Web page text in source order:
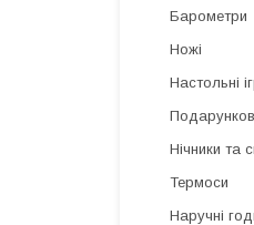
Барометри
Ножі
Настольні
Нічники та
Термоси
Наручні